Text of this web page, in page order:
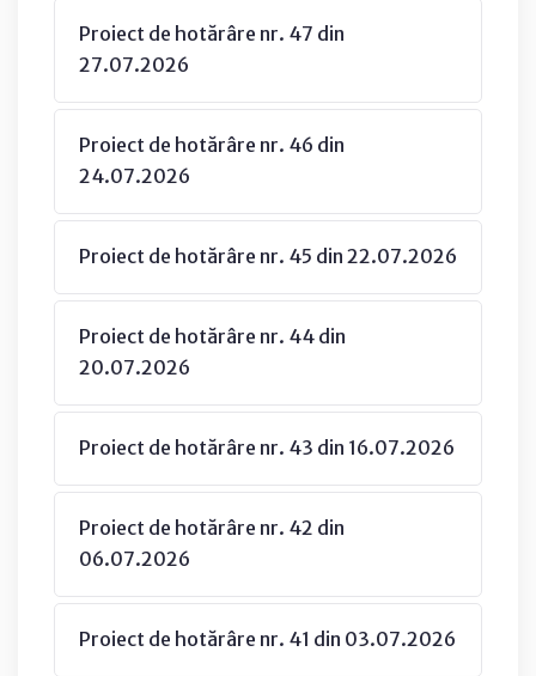
Proiect de hotărâre nr. 47 din
27.07.2026
Proiect de hotărâre nr. 46 din
24.07.2026
Proiect de hotărâre nr. 45 din 22.07.2026
Proiect de hotărâre nr. 44 din
20.07.2026
Proiect de hotărâre nr. 43 din 16.07.2026
Proiect de hotărâre nr. 42 din
06.07.2026
Proiect de hotărâre nr. 41 din 03.07.2026